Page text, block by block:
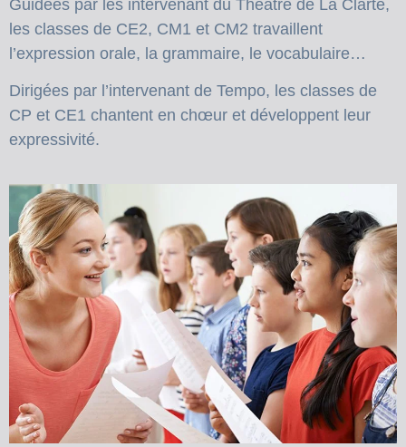
Guidées par les intervenant du Théâtre de La Clarté,
les classes de CE2, CM1 et CM2 travaillent
l’expression orale, la grammaire, le vocabulaire…
Dirigées par l’intervenant de Tempo, les classes de
CP et CE1 chantent en chœur et développent leur
expressivité.